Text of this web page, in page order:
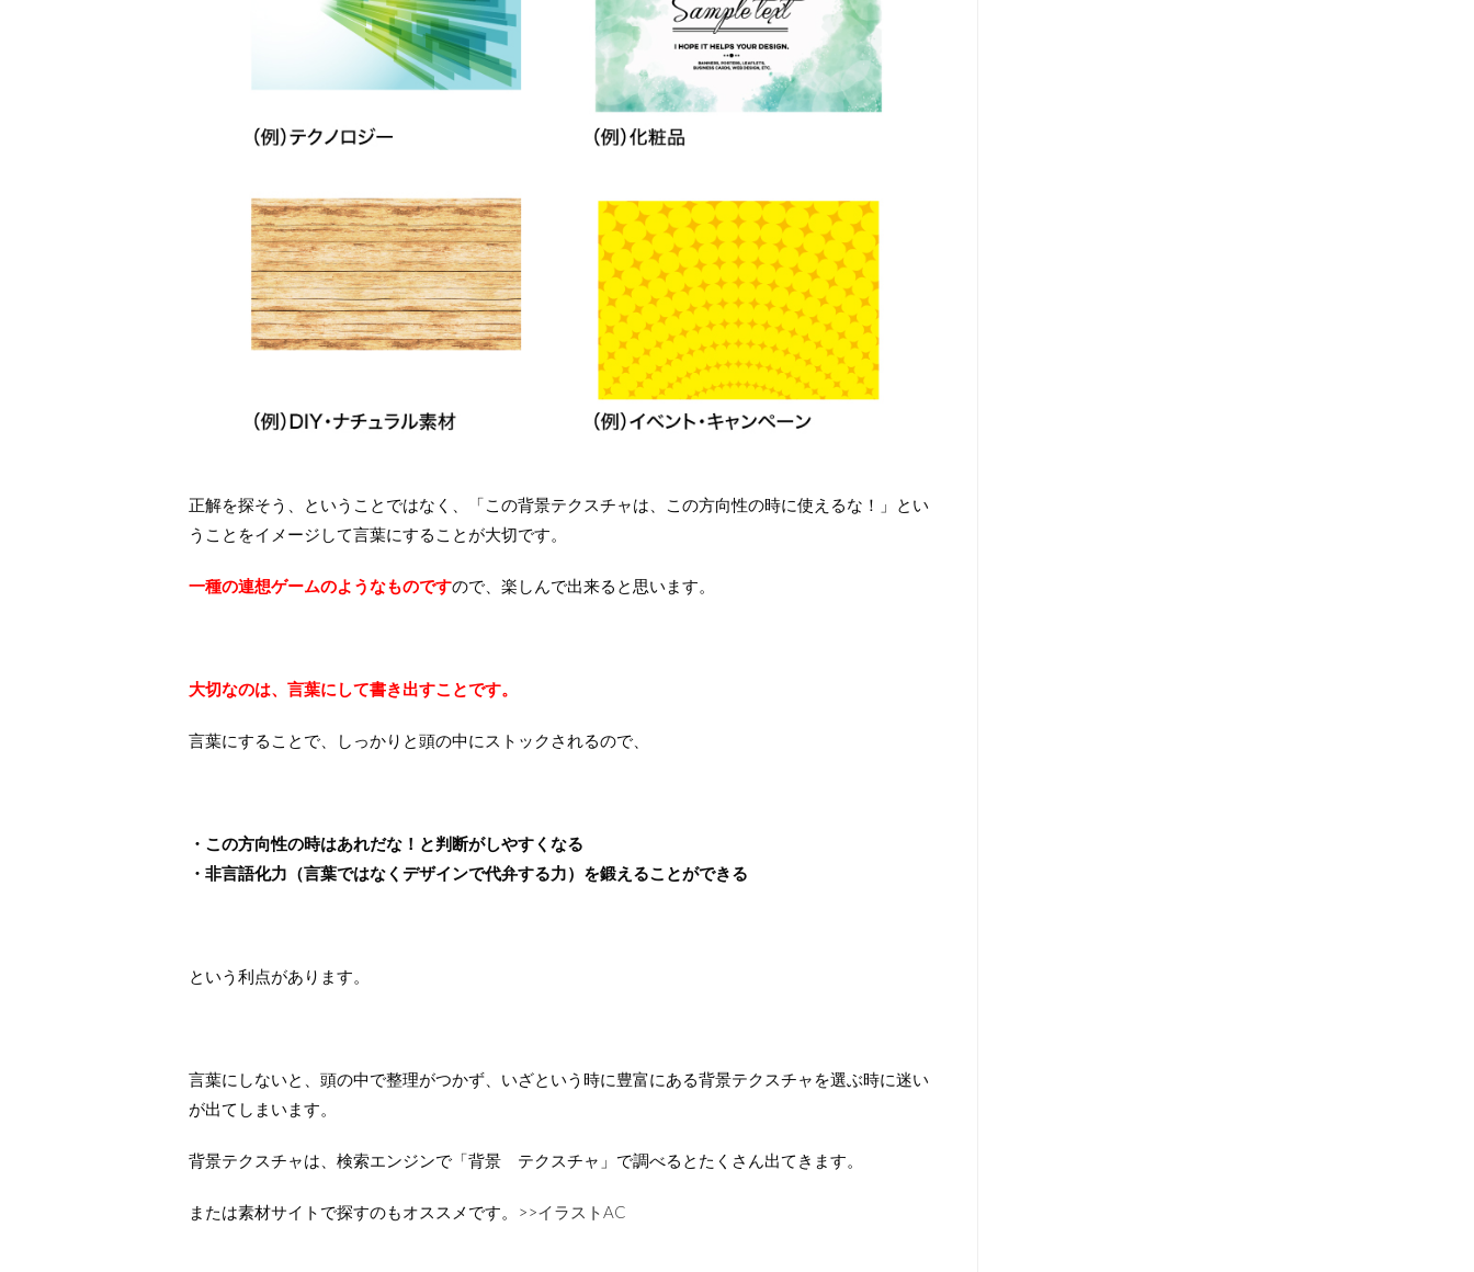
正解を探そう、ということではなく、「この背景テクスチャは、この方向性の時に使えるな！」とい
うことをイメージして言葉にすることが大切です。
一種の連想ゲームのようなものですので、楽しんで出来ると思います。
大切なのは、言葉にして書き出すことです。
言葉にすることで、しっかりと頭の中にストックされるので、
・この方向性の時はあれだな！と判断がしやすくなる
・非言語化力（言葉ではなくデザインで代弁する力）を鍛えることができる
という利点があります。
言葉にしないと、頭の中で整理がつかず、いざという時に豊富にある背景テクスチャを選ぶ時に迷い
が出てしまいます。
背景テクスチャは、検索エンジンで「背景 テクスチャ」で調べるとたくさん出てきます。
または素材サイトで探すのもオススメです。>>イラストAC